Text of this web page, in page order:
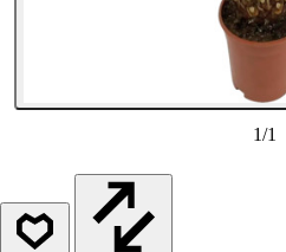
1/1